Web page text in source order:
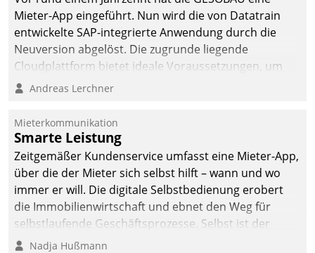
von AktivBo und
Datatrain ermöglicht
automatisiert ausgelöste,
zielgerichtete
Mieterbefragungen – eine
starke Grundlage für
intelligente,
datengestützte
Entscheidungen.
Mieter-App eingeführt. Nun wird die von Datatrain
entwickelte SAP-integrierte Anwendung durch die
Neuversion abgelöst. Die zugrunde liegende
Cloudplattform bietet ideale Voraussetzungen, um
die Funktionalität der App zu erweitern und weitere
integrieren.
Andreas Lerchner
Mieterkommunikation
Smarte Leistung
Zeitgemäßer Kundenservice umfasst eine Mieter-App,
über die der Mieter sich selbst hilft – wann und wo
immer er will. Die digitale Selbstbedienung erobert
die Immobilienwirtschaft und ebnet den Weg für
selbstlaufende Geschäftsprozesse. Selbst ist der
Kunde und smart der Serviceanbieter.
Nadja Hußmann